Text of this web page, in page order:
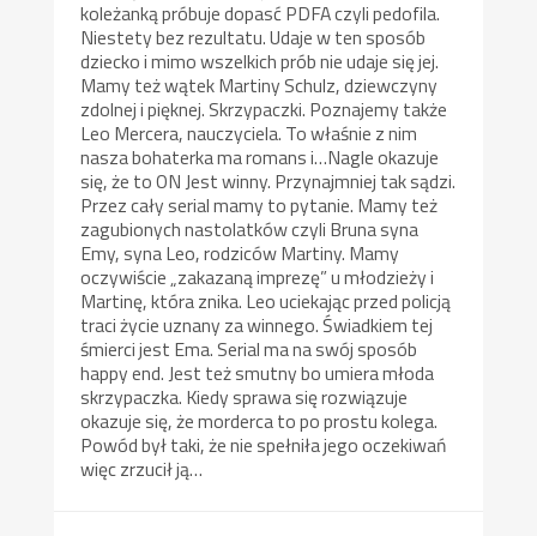
koleżanką próbuje dopasć PDFA czyli pedofila.
Niestety bez rezultatu. Udaje w ten sposób
dziecko i mimo wszelkich prób nie udaje się jej.
Mamy też wątek Martiny Schulz, dziewczyny
zdolnej i pięknej. Skrzypaczki. Poznajemy także
Leo Mercera, nauczyciela. To właśnie z nim
nasza bohaterka ma romans i…Nagle okazuje
się, że to ON Jest winny. Przynajmniej tak sądzi.
Przez cały serial mamy to pytanie. Mamy też
zagubionych nastolatków czyli Bruna syna
Emy, syna Leo, rodziców Martiny. Mamy
oczywiście „zakazaną imprezę” u młodzieży i
Martinę, która znika. Leo uciekając przed policją
traci życie uznany za winnego. Świadkiem tej
śmierci jest Ema. Serial ma na swój sposób
happy end. Jest też smutny bo umiera młoda
skrzypaczka. Kiedy sprawa się rozwiązuje
okazuje się, że morderca to po prostu kolega.
Powód był taki, że nie spełniła jego oczekiwań
więc zrzucił ją…